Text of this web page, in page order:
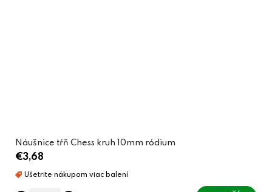
Náušnice tŕň Chess kruh 10mm ródium
€3,68